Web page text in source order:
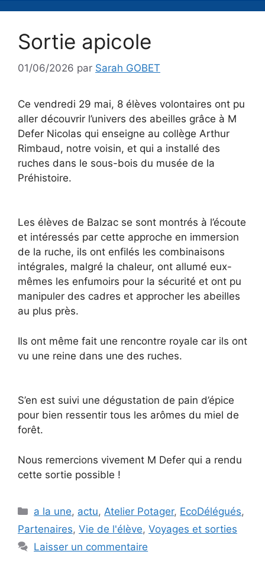
Sortie apicole
01/06/2026 par Sarah GOBET
Ce vendredi 29 mai, 8 élèves volontaires ont pu
aller découvrir l’univers des abeilles grâce à M
Defer Nicolas qui enseigne au collège Arthur
Rimbaud, notre voisin, et qui a installé des
ruches dans le sous-bois du musée de la
Préhistoire.
Les élèves de Balzac se sont montrés à l’écoute
et intéressés par cette approche en immersion
de la ruche, ils ont enfilés les combinaisons
intégrales, malgré la chaleur, ont allumé eux-
mêmes les enfumoirs pour la sécurité et ont pu
manipuler des cadres et approcher les abeilles
au plus près.
Ils ont même fait une rencontre royale car ils ont
vu une reine dans une des ruches.
S’en est suivi une dégustation de pain d’épice
pour bien ressentir tous les arômes du miel de
forêt.
Nous remercions vivement M Defer qui a rendu
cette sortie possible !
Catégories
a la une, actu, Atelier Potager, EcoDélégués,
Partenaires, Vie de l'élève, Voyages et sorties
Laisser un commentaire